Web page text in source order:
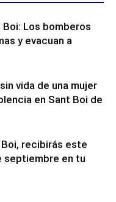
Los bomberos
y evacuan a
vida de una mujer
en Sant Boi de
recibirás este
septiembre en tu